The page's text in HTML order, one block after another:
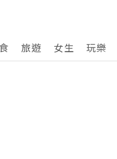
旅遊 女生 玩樂